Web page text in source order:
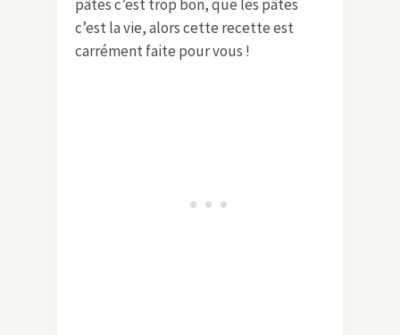
pâtes c’est trop bon, que les pâtes
c’est la vie, alors cette recette est
carrément faite pour vous !